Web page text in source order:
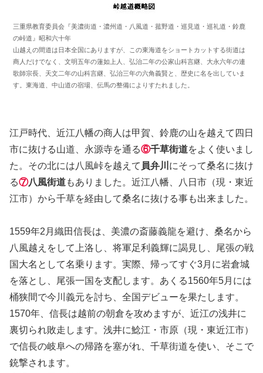
三重県教育委員会『美濃街道・濃州道・八風道・菰野道・巡見道・巡礼道・鈴鹿
の峠道』昭和六十年
山越えの間道は日本全国にありますが、この東海道をショートカットする街道は
商人だけでなく、文明五年の蓮如上人、弘治二年の公家山科言継、大永六年の連
歌師宗長、天文二年の山科言継、弘治三年の六角義賢と、歴史に名を出していま
す。東海道、中山道の宿場、伝馬の整備によりすたれました。
江戸時代、近江八幡の商人は甲賀、鈴鹿の山を越えて四日
市に抜ける山道、永源寺を通る⑥千草街道をよく使いまし
た。その北には八風峠を越えて 員弁川 にそって桑名に抜け
る⑦八風街道もありました。近江八幡、八日市（現・東近
江市）から千草を経由して桑名に抜ける事も出来ました。
1559年2月織田信長は、美濃の斎藤義龍を避け、桑名から
八風越えをして上洛し、将軍足利義輝に謁見し、尾張の戦
国大名として名乗ります。実際、帰ってすぐ3月に岩倉城
を落とし、尾張一国を支配します。あくる1560年5月には
桶狭間で今川義元を討ち、全国デビューを果たします。
1570年、信長は越前の朝倉を攻めますが、近江の浅井に
裏切られ敗走します。浅井に鯰江・市原（現・東近江市）
で信長の岐阜への帰路を塞がれ、千草街道を使い、そこで
銃撃されます。